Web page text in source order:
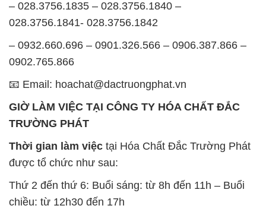
– 028.3756.1835 – 028.3756.1840 –
028.3756.1841- 028.3756.1842
– 0932.660.696 – 0901.326.566 – 0906.387.866 –
0902.765.866
📧 Email: hoachat@dactruongphat.vn
GIỜ LÀM VIỆC TẠI CÔNG TY HÓA CHẤT ĐẮC
TRƯỜNG PHÁT
Thời gian làm việc tại Hóa Chất Đắc Trường Phát
được tổ chức như sau:
Thứ 2 đến thứ 6: Buổi sáng: từ 8h đến 11h – Buổi
chiều: từ 12h30 đến 17h